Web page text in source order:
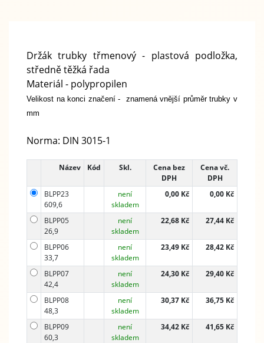
Držák trubky třmenový - plastová podložka,
středně těžká řada
Materiál - polypropilen
Velikost na konci značení - znamená vnější průměr trubky v
mm
Norma: DIN 3015-1
Název Kód Skl.
Cena bez
DPH
Cena vč.
DPH
BLPP23
609,6
není
skladem
0,00 Kč 0,00 Kč
BLPP05
26,9
není
skladem
22,68 Kč 27,44 Kč
BLPP06
33,7
není
skladem
23,49 Kč 28,42 Kč
BLPP07
42,4
není
skladem
24,30 Kč 29,40 Kč
BLPP08
48,3
není
skladem
30,37 Kč 36,75 Kč
BLPP09
60,3
není
skladem
34,42 Kč 41,65 Kč